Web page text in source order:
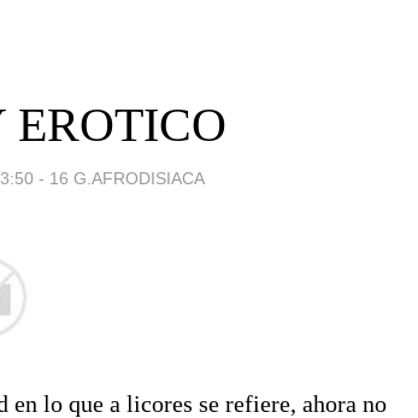
- 16 G.AFRODISIACA
en lo que a licores se refiere, ahora no